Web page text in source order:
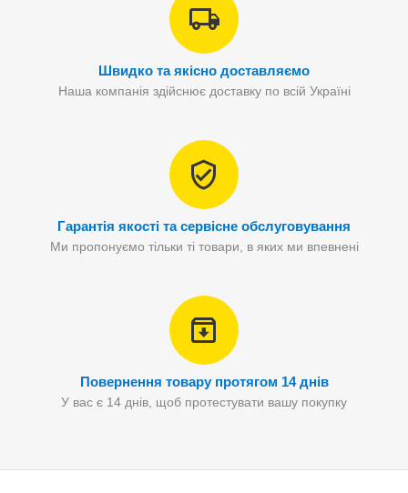
Швидко та якісно доставляємо
Наша компанія здійснює доставку по всій Україні
Гарантія якості та сервісне обслуговування
Ми пропонуємо тільки ті товари, в яких ми впевнені
Повернення товару протягом 14 днів
У вас є 14 днів, щоб протестувати вашу покупку